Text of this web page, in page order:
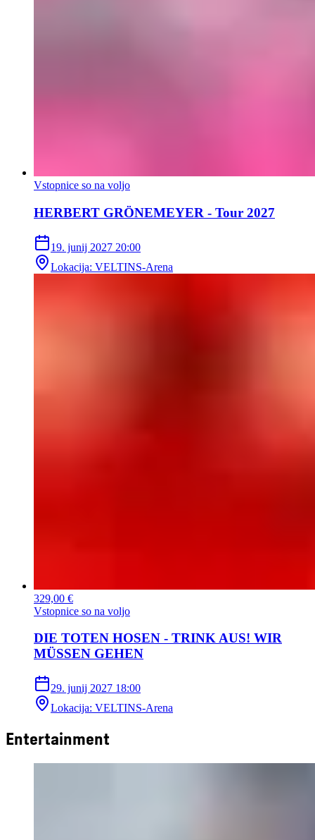
Vstopnice so na voljo
HERBERT GRÖNEMEYER - Tour 2027
19. junij 2027 20:00
Lokacija: VELTINS-Arena
329,00 €
Vstopnice so na voljo
DIE TOTEN HOSEN - TRINK AUS! WIR
MÜSSEN GEHEN
29. junij 2027 18:00
Lokacija: VELTINS-Arena
Entertainment